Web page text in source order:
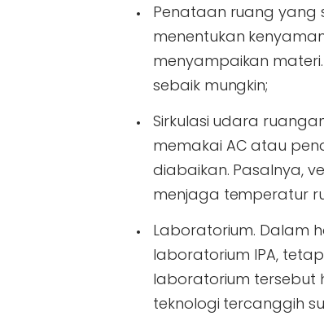
Penataan ruang yang
menentukan
menyampaikan
sebaik mungkin;
Sirkulasi udara
memakai AC atau
diabaikan. Pasalnya,
menjaga temperatur
Laboratorium. Dalam
laboratorium IPA,
laboratorium tersebut
teknologi tercanggih